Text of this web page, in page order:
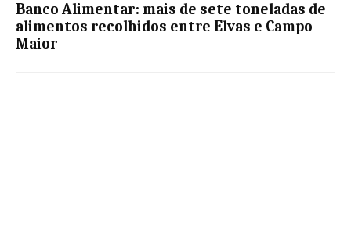
Banco Alimentar: mais de sete toneladas de
alimentos recolhidos entre Elvas e Campo
Maior